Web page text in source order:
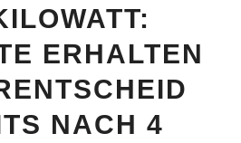
ERHALTEN
NACH 4